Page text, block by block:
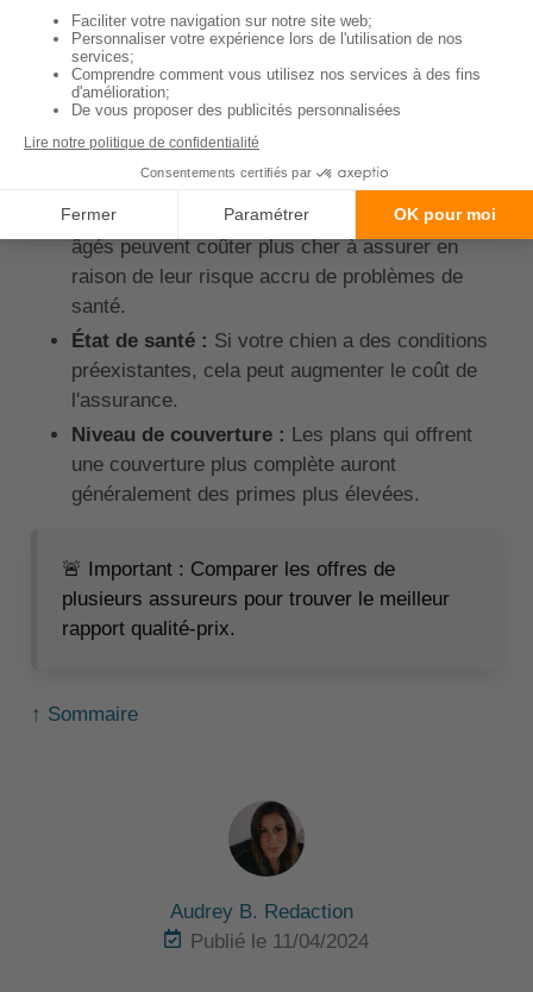
des Pyrénées?
Le coût d'une mutuelle pour un berger des Pyrénées
peut varier en fonction de plusieurs facteurs. Voici
quelques-uns des éléments qui peuvent influencer le
Âge du chien :
Les chiots et les chiens plus
âgés peuvent coûter plus cher à assurer en
raison de leur risque accru de problèmes de
santé.
État de santé : Si votre chien a des conditions
préexistantes, cela peut augmenter le coût de
l'assurance.
Niveau de couverture : Les plans qui offrent
une couverture plus complète auront
généralement des primes plus élevées.
🚨 Important : Comparer les offres de
plusieurs assureurs pour trouver le meilleur
rapport qualité-prix.
↑ Sommaire
Audrey B. Redaction
Publié le 11/04/2024